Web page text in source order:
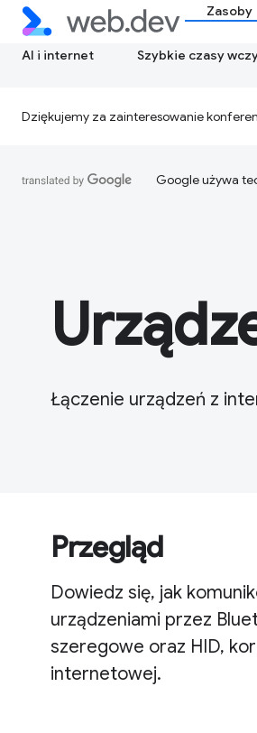
Zasoby
AI i internet Szybkie czasy
Dziękujemy za zainteresowanie
Google używa
Łączenie urządzeń z
Przegląd
Dowiedz się, jak
urządzeniami przez
szeregowe oraz HID,
internetowej.